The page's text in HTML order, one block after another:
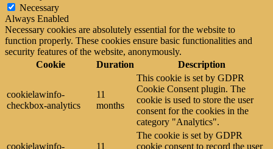
Necessary
Always Enabled
Necessary cookies are absolutely essential for the website to
function properly. These cookies ensure basic functionalities and
security features of the website, anonymously.
Cookie
Duration Description
cookielawinfo-
checkbox-analytics
11
months
This cookie is set by GDPR
Cookie Consent plugin. The
cookie is used to store the user
consent for the cookies in the
category "Analytics".
cookielawinfo-
11
The cookie is set by GDPR
cookie consent to record the user